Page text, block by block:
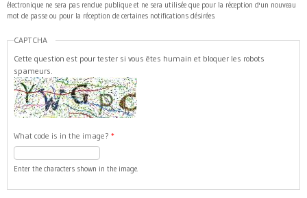
électronique ne sera pas rendue publique et ne sera utilisée que pour la réception d'un nouveau
mot de passe ou pour la réception de certaines notifications désirées.
CAPTCHA
Cette question est pour tester si vous êtes humain et bloquer les robots
spameurs.
What code is in the image? *
Enter the characters shown in the image.